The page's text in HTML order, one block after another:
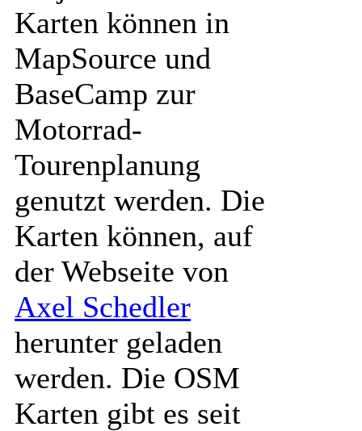
Karten können in
MapSource und
BaseCamp zur
Motorrad-
Tourenplanung
genutzt werden. Die
Karten können, auf
der Webseite von
Axel Schedler
herunter geladen
werden. Die OSM
Karten gibt es seit